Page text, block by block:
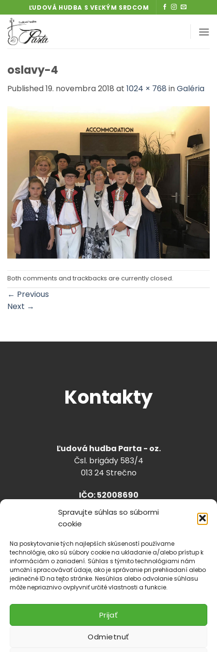
Spravujte súhlas so súbormi
cookie
Na poskytovanie tých najlepších skúseností používame
technológie, ako sú súbory cookie na ukladanie a/alebo prístup k
informáciám o zariadení. Súhlas s týmito technológiami nám
umožní spracovávať údaje, ako je správanie pri prehliadaní alebo
jedinečné ID na tejto stránke. Nesúhlas alebo odvolanie súhlasu
môže nepriaznivo ovplyvniť určité vlastnosti a funkcie.
Prijať
Odmietnuť
to
content
ĽUDOVÁ HUDBA S VEĽKÝM SRDCOM
oslavy-4
Published19. novembra 2018 at 1024 × 768 inGaléria
Both comments and trackbacks are currently closed.
← Previous
Next →
Kontakty
Ľudová hudba Parta - oz.
Čsl. brigády 583/4
013 24 Strečno
IČO: 52008690
+421918 530 888
Cookies